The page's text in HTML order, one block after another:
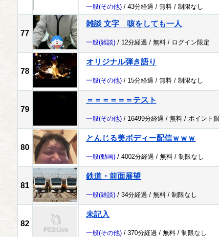
一般(その他) / 43分経過 / 無料 / 制限なし
77
雑談 文字 咳をしても一人
一般(雑談) / 12分経過 / 無料 / ログイン限定
78
オリジナル弾き語り
一般(その他) / 15分経過 / 無料 / 制限なし
79
＝＝＝＝＝＝テスト
一般(その他) / 16499分経過 / 無料 / ポイント
80
とんじる美ボディー配信ｗｗｗ
一般(動画) / 4002分経過 / 無料 / 制限なし
81
鉄道・前面展望
一般(雑談) / 34分経過 / 無料 / 制限なし
82
未記入
一般(その他) / 370分経過 / 無料 / 制限なし